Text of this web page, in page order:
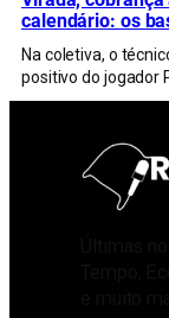
calendário: os
Na coletiva, o
positivo do jogador